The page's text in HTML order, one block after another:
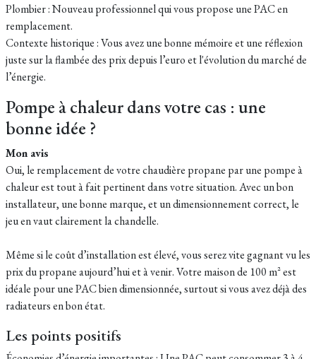
Plombier : Nouveau professionnel qui vous propose une PAC en
remplacement.
Contexte historique : Vous avez une bonne mémoire et une réflexion
juste sur la flambée des prix depuis l’euro et l'évolution du marché de
l’énergie.
Pompe à chaleur dans votre cas : une
bonne idée ?
Mon avis
Oui, le remplacement de votre chaudière propane par une pompe à
chaleur est tout à fait pertinent dans votre situation. Avec un bon
installateur, une bonne marque, et un dimensionnement correct, le
jeu en vaut clairement la chandelle.
Même si le coût d’installation est élevé, vous serez vite gagnant vu les
prix du propane aujourd’hui et à venir. Votre maison de 100 m² est
idéale pour une PAC bien dimensionnée, surtout si vous avez déjà des
radiateurs en bon état.
Les points positifs